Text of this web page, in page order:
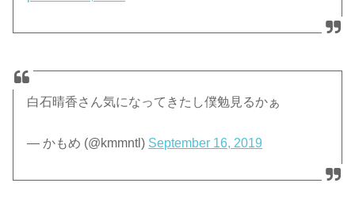
白石晴香さん気になってきたし僕勉見るかぁ
— かもめ (@kmmntl) September 16, 2019